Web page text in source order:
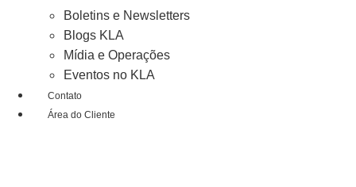
Boletins e Newsletters
Blogs KLA
Mídia e Operações
Eventos no KLA
Contato
Área do Cliente